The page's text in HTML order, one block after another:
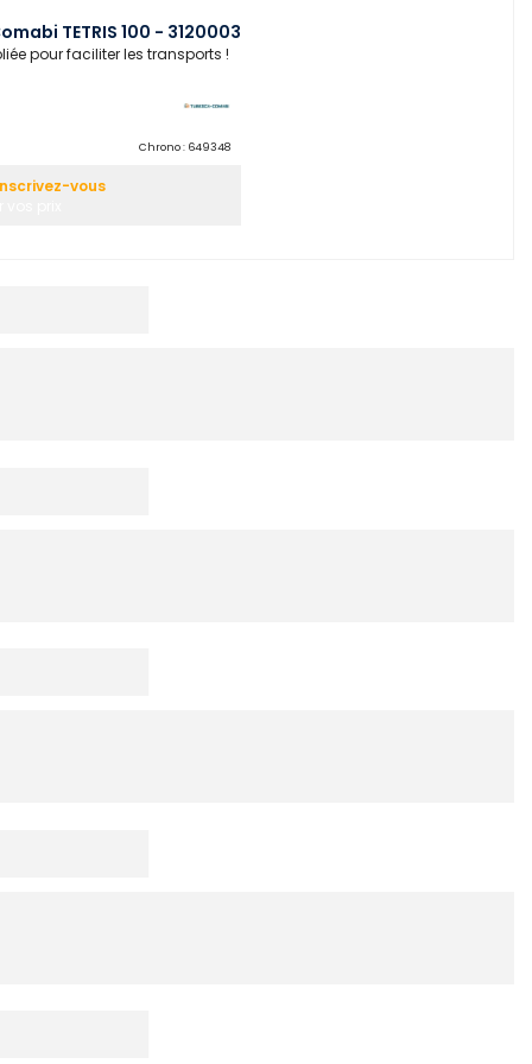
TETRIS 100 - 3120003
pour faciliter les transports !
Chrono : 649348
vous